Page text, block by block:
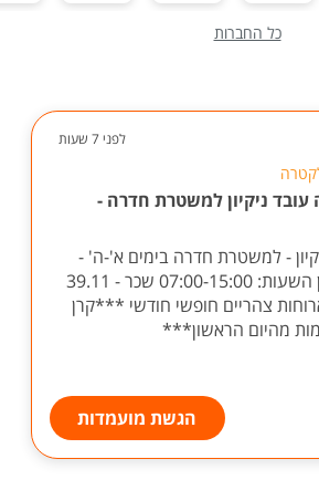
כל החברות
לפני 7 שעות
ניקיון למשטרת חדרה -
- למשטרת חדרה בימים א'-ה' -
ללא ימי שישי!!! בין השעות: 07:00-15:00 שכר - 39.11
צהריים חופשי חודשי ***קרן
מהיום הראשון***
הגשת מועמדות